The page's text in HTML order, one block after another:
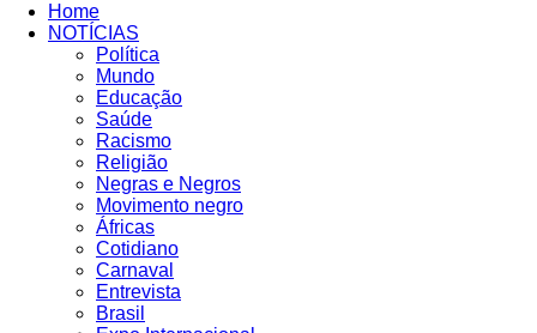
Home
NOTÍCIAS
Política
Mundo
Educação
Saúde
Racismo
Religião
Negras e Negros
Movimento negro
Áfricas
Cotidiano
Carnaval
Entrevista
Brasil